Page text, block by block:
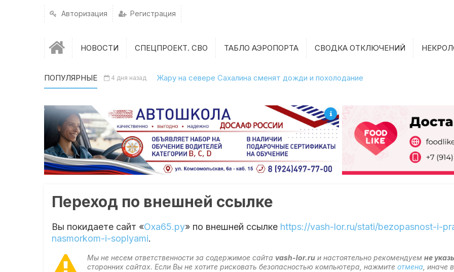
Авторизация Регистрация
НОВОСТИ СПЕЦПРОЕКТ. СВО ТАБЛО АЭРОПОРТА СВОДКА ОТКЛЮЧЕНИЙ
ПОПУЛЯРНЫЕ 4 дня назад Жару на севере Сахалина сменят дожди и похолодание
Переход по внешней ссылке
Вы покидаете сайт «Оха65.ру» по внешней ссылке https://vash-lor.ru/stati/bezopasnost-i-
nasmorkom-i-soplyami.
Мы не несем ответственности за содержимое сайта vash-lor.ru и настоятельно рекомендуемне
сторонних сайтах. Если Вы не хотите рисковать безопасностью компьютера, нажмитеотмена ,